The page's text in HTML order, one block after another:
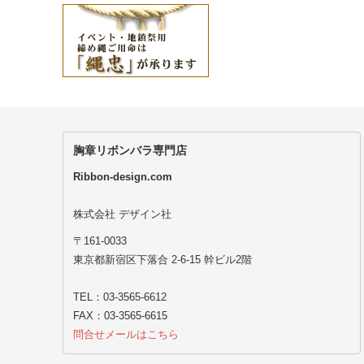
胸章リボンバラ専門店
Ribbon-design.com
株式会社 デザイン社
〒161-0033
東京都新宿区下落合 2-6-15 幹ビル2階
TEL：03-3565-6612
FAX：03-3565-6615
問合せメールはこちら